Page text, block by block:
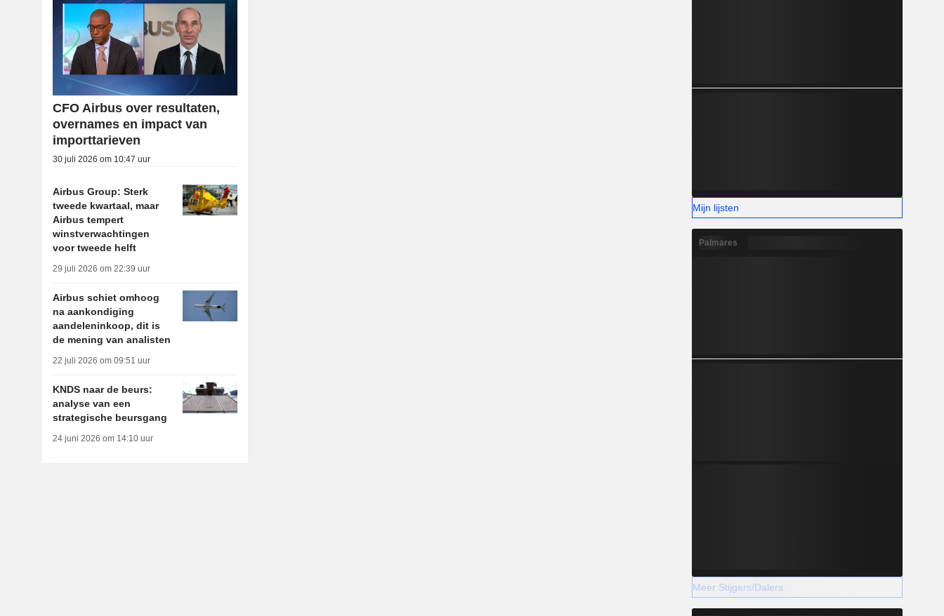
CFO Airbus over resultaten,
overnames en impact van
importtarieven
30 juli 2026 om 10:47 uur
Airbus Group: Sterk
tweede kwartaal, maar
Airbus tempert
winstverwachtingen
voor tweede helft
29 juli 2026 om 22:39 uur
Airbus schiet omhoog
na aankondiging
aandeleninkoop, dit is
de mening van analisten
22 juli 2026 om 09:51 uur
KNDS naar de beurs:
analyse van een
strategische beursgang
24 juni 2026 om 14:10 uur
Mijn lijsten
Palmares
Meer Stijgers/Dalers